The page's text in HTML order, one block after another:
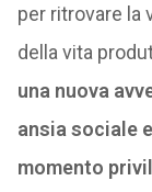
per ritrovare la
della vita
una nuova
ansia sociale
momento